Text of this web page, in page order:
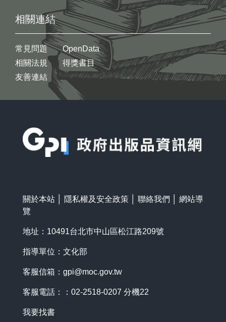
相關連結
常見問題
相關法規
友善連結
OpenData
得獎書目
關於本站 隱私權及安全政策 聯絡我們
網站導
覽
地址：10491台北市中山區松江路209號
指導單位：文化部
客服信箱： gpi@moc.gov.tw
客服電話：：02-2518-0207 分機22
我要找書